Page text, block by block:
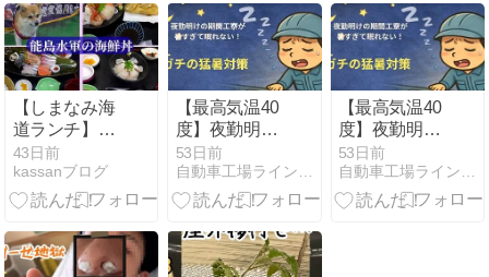
め
介
【しまなみ海
道ランチ】能
島水軍の海鮮
丼を実食｜亀
老山展望公園
すめ
43日前
kassanブログ
【最高気温40
度】夜勤明け
の寮が暑すぎ
て眠れない！
工場現役がや
猛暑・睡眠対
策
53日前
【最高気温40
度】夜勤明け
の寮が暑すぎ
て眠れない！
工場現役がや
53日前